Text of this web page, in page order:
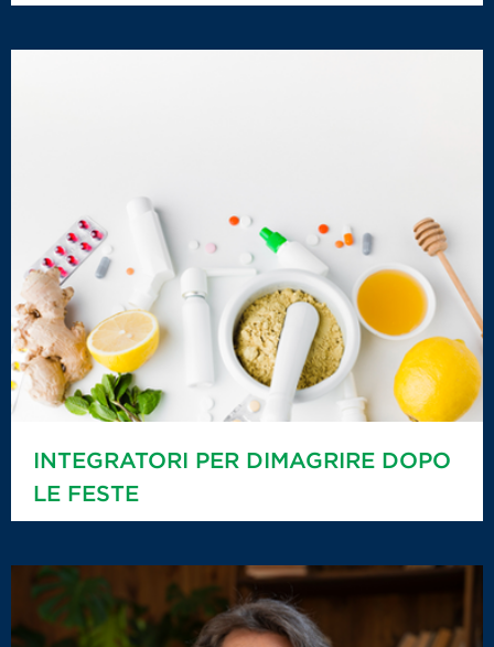
INTEGRATORI PER DIMAGRIRE DOPO
LE FESTE